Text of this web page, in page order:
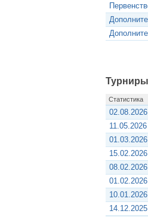
Турниры
Статистика
02.08.2026
11.05.2026
01.03.2026
15.02.2026
01.02.2026
10.01.2026
14.12.2025